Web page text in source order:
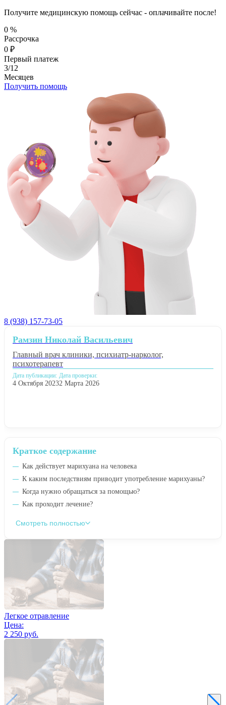
Получите медицинскую помощь сейчас - оплачивайте после!
0 %
Рассрочка
0 ₽
Первый платеж
3/12
Месяцев
Получить помощь
8 (938) 157-73-05
Краткое содержание
Как действует марихуана на человека
К каким последствиям приводит употребление марихуаны?
Когда нужно обращаться за помощью?
Как проходит лечение?
Смотреть полностью
Рамзин Николай Васильевич
Главный врач клиники, психиатр-нарколог,
психотерапевт
Дата публикации:
4 Октября 2023
Дата проверки:
2 Марта 2026
Легкое отравление
Цена:
2 250 руб.